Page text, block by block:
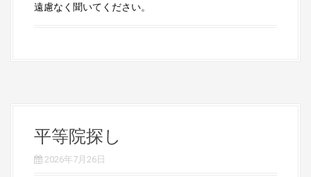
遠慮なく聞いてください。
平等院探し
2026年7月26日